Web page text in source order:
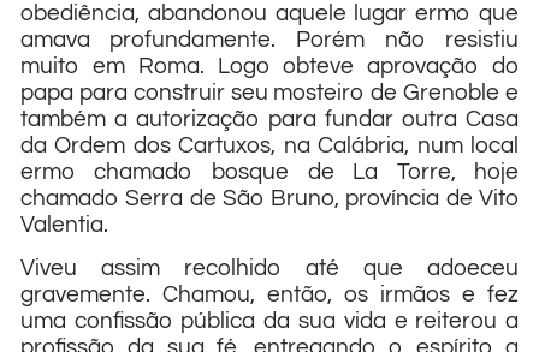
obediência, abandonou aquele lugar ermo que
amava profundamente. Porém não resistiu
muito em Roma. Logo obteve aprovação do
papa para construir seu mosteiro de Grenoble e
também a autorização para fundar outra Casa
da Ordem dos Cartuxos, na Calábria, num local
ermo chamado bosque de La Torre, hoje
chamado Serra de São Bruno, província de Vito
Valentia.
Viveu assim recolhido até que adoeceu
gravemente. Chamou, então, os irmãos e fez
uma confissão pública da sua vida e reiterou a